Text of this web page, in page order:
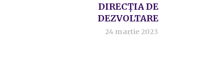
DIRECȚIA DE
DEZVOLTARE
24 martie 2023